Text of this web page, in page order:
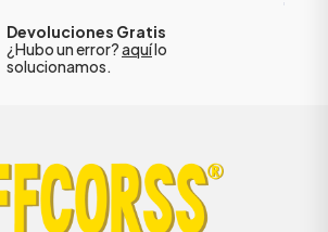
Devoluciones Gratis
¿Hubo un error?aquílo
solucionamos.